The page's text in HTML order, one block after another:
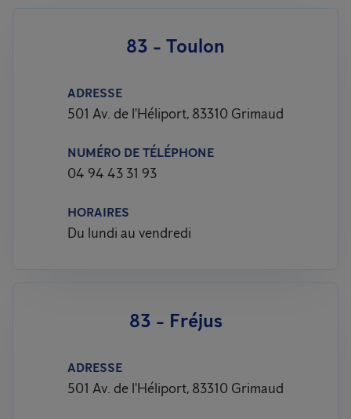
83 - Toulon
ADRESSE
501 Av. de l'Héliport, 83310 Grimaud
NUMÉRO DE TÉLÉPHONE
04 94 43 31 93
HORAIRES
Du lundi au vendredi
83 - Fréjus
ADRESSE
501 Av. de l'Héliport, 83310 Grimaud